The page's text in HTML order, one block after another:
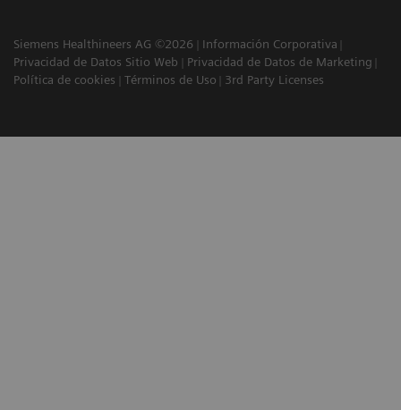
Siemens Healthineers AG ©2026
Información Corporativa
Privacidad de Datos Sitio Web
Privacidad de Datos de Marketing
Política de cookies
Términos de Uso 3rd Party Licenses